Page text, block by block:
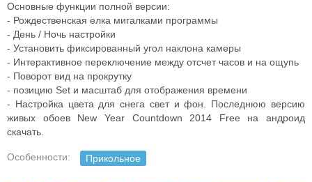
Основные функции полной версии:
- Рождественская елка мигалками программы
- День / Ночь настройки
- Установить фиксированный угол наклона камеры
- Интерактивное переключение между отсчет часов и на ощупь
- Поворот вид на прокрутку
- позицию Set и масштаб для отображения времени
- Настройка цвета для снега свет и фон. Последнюю версию
живых обоев New Year Countdown 2014 Free на андроид
скачать.
Особенности: Прикольное